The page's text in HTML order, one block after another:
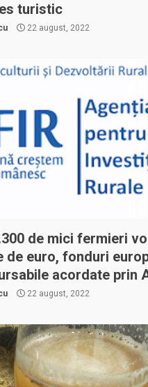
turistic
22 august, 2022
de mici fermieri
de euro, fonduri
acordate prin
22 august, 2022